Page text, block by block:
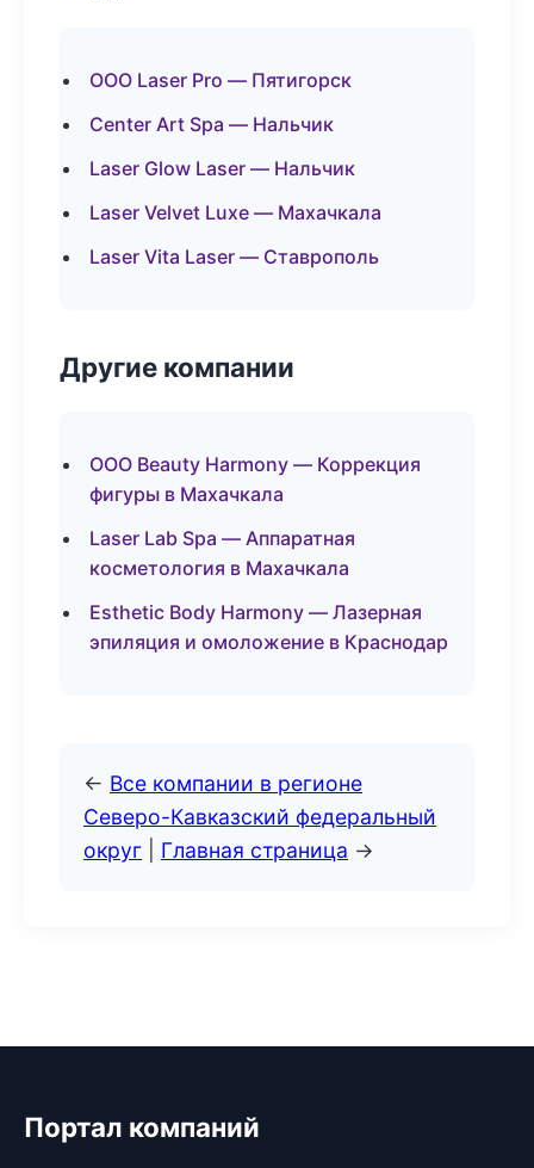
ООО Laser Pro — Пятигорск
Center Art Spa — Нальчик
Laser Glow Laser — Нальчик
Laser Velvet Luxe — Махачкала
Laser Vita Laser — Ставрополь
Другие компании
ООО Beauty Harmony — Коррекция
фигуры в Махачкала
Laser Lab Spa — Аппаратная
косметология в Махачкала
Esthetic Body Harmony — Лазерная
эпиляция и омоложение в Краснодар
← Все компании в регионе
Северо-Кавказский федеральный
округ
Главная страница →
Портал компаний